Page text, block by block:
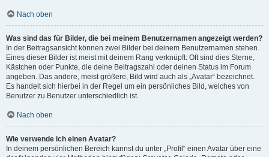
Nach oben
Was sind das für Bilder, die bei meinem Benutzernamen angezeigt werden?
In der Beitragsansicht können zwei Bilder bei deinem Benutzernamen stehen.
Eines dieser Bilder ist meist mit deinem Rang verknüpft: Oft sind dies Sterne,
Kästchen oder Punkte, die deine Beitragszahl oder deinen Status im Forum
angeben. Das andere, meist größere, Bild wird auch als „Avatar“ bezeichnet.
Es handelt sich hierbei in der Regel um ein persönliches Bild, welches von
Benutzer zu Benutzer unterschiedlich ist.
Nach oben
Wie verwende ich einen Avatar?
In deinem persönlichen Bereich kannst du unter „Profil“ einen Avatar über eine